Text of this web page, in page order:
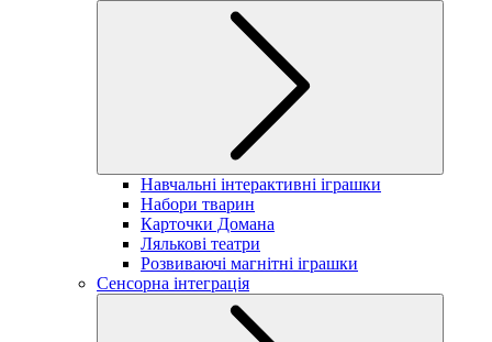
Навчальні інтерактивні іграшки
Набори тварин
Карточки Домана
Лялькові театри
Розвиваючі магнітні іграшки
Сенсорна інтеграція